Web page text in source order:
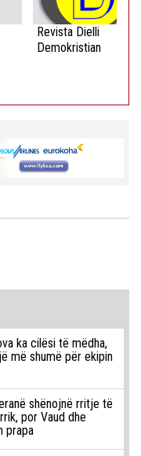
Revista Dielli
Demokristian
ka cilësi të mëdha,
më shumë për ekipin
shënojnë rritje të
por Vaud dhe
prapa